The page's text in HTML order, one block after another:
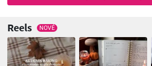
Reels NOVÉ